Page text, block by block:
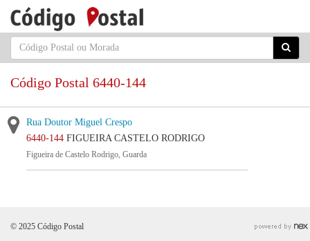
Código Postal 6440-144
Rua Doutor Miguel Crespo
6440-144 FIGUEIRA CASTELO RODRIGO
Figueira de Castelo Rodrigo, Guarda
© 2025 Código Postal